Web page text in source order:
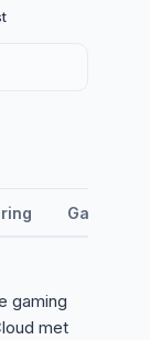
Garantie
gaming
met